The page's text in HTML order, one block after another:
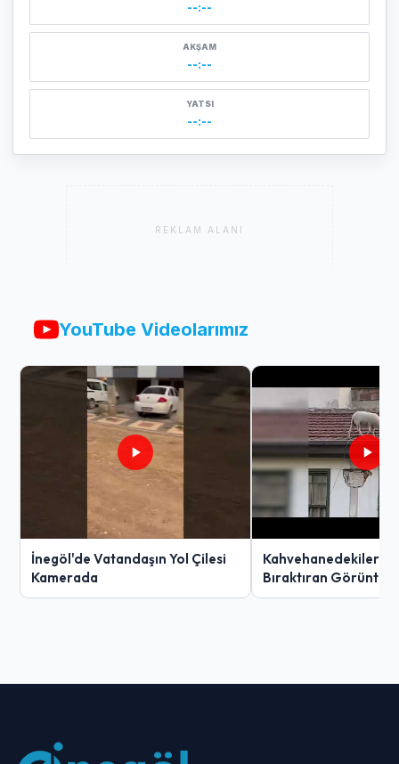
--:--
AKŞAM
--:--
YATSI
--:--
REKLAM ALANI
YouTube Videolarımız
İnegöl'de Vatandaşın Yol Çilesi
Kamerada
Kahvehanedekiler
Bıraktıran Görüntü!